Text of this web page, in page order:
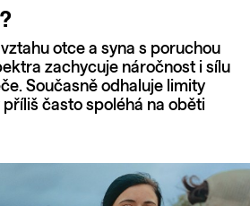
otce a syna s poruchou
zachycuje náročnost i sílu
Současně odhaluje limity
často spoléhá na oběti